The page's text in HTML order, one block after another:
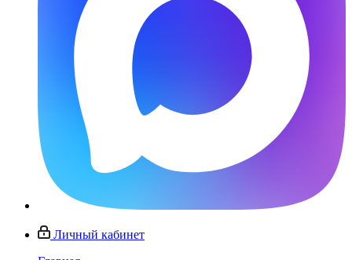
Личный кабинет